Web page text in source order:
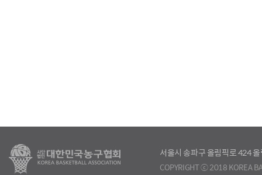
서울시 송파구 올림픽로 424
COPYRIGHT ⓒ 2018 KOREA